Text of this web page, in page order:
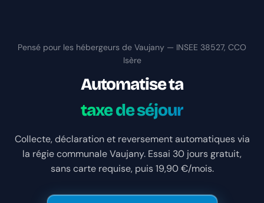
Pensé pour les hébergeurs de Vaujany — INSEE 38527, CCO
Isère
Automatise ta
taxe de séjour
Collecte, déclaration et reversement automatiques via
la régie communale Vaujany. Essai 30 jours gratuit,
sans carte requise, puis 19,90 €/mois.